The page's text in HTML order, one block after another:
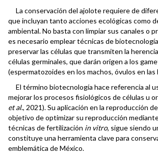
La conservación del ajolote requiere de
que incluyan tanto acciones ecológicas como
ambiental. No basta con limpiar sus canales o
es necesario emplear técnicas de
preservar las células que transmiten la
células germinales, que darán origen a los
(espermatozoides en los machos, óvulos en las
El término biotecnología hace referencia al
mejorar los procesos fisiológicos de células u
et al., 2021). Su aplicación en la reproducción
objetivo de optimizar su reproducción
técnicas de fertilización in vitro, sigue siendo
constituye una herramienta clave para
emblemática de México.